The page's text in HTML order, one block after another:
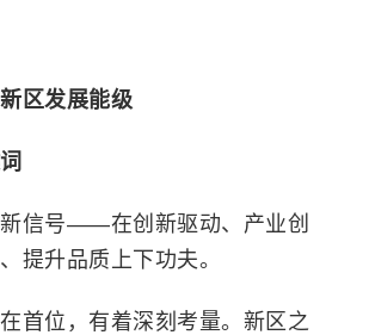
区发展能级
信号——在创新驱动、产业创
提升品质上下功夫。
首位，有着深刻考量。新区之